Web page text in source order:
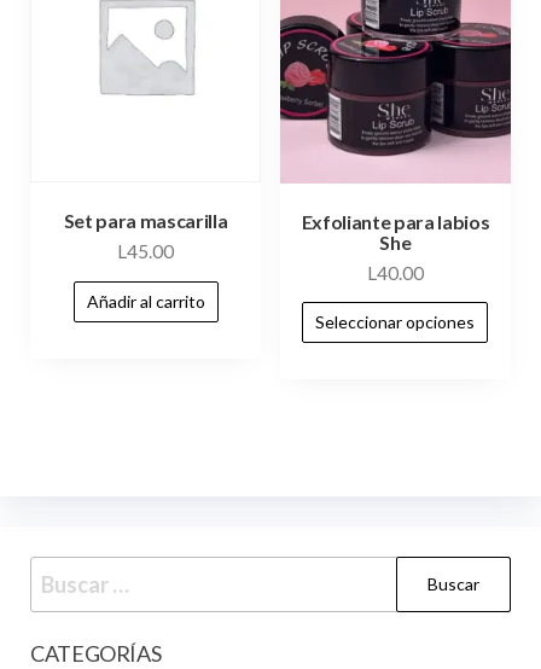
Set para mascarilla
L45.00
Añadir al carrito
Exfoliante para labios
She
L 40.00
Seleccionar opciones
CATEGORÍAS